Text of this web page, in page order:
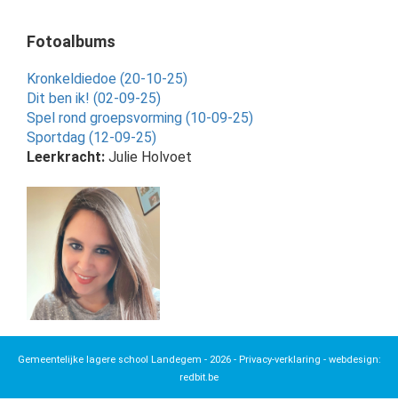
Fotoalbums
Kronkeldiedoe (20-10-25)
Dit ben ik! (02-09-25)
Spel rond groepsvorming (10-09-25)
Sportdag (12-09-25)
Leerkracht: Julie Holvoet
Gemeentelijke lagere school Landegem - 2026 - Privacy-verklaring - webdesign:
redbit.be